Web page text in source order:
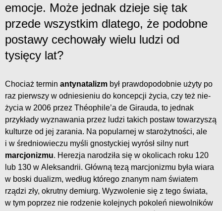
emocje. Może jednak dzieje się tak
przede wszystkim dlatego, że podobne
postawy cechowały wielu ludzi od
tysięcy lat?
Chociaż termin antynatalizm był prawdopodobnie użyty po
raz pierwszy w odniesieniu do koncepcji życia, czy też nie-
życia w 2006 przez Théophile’a de Girauda, to jednak
przykłady wyznawania przez ludzi takich postaw towarzyszą
kulturze od jej zarania. Na popularnej w starożytności, ale
i w średniowieczu myśli gnostyckiej wyrósł silny nurt
marcjonizmu. Herezja narodziła się w okolicach roku 120
lub 130 w Aleksandrii. Główną tezą marcjonizmu była wiara
w boski dualizm, według którego znanym nam światem
rządzi zły, okrutny demiurg. Wyzwolenie się z tego świata,
w tym poprzez nie rodzenie kolejnych pokoleń niewolników